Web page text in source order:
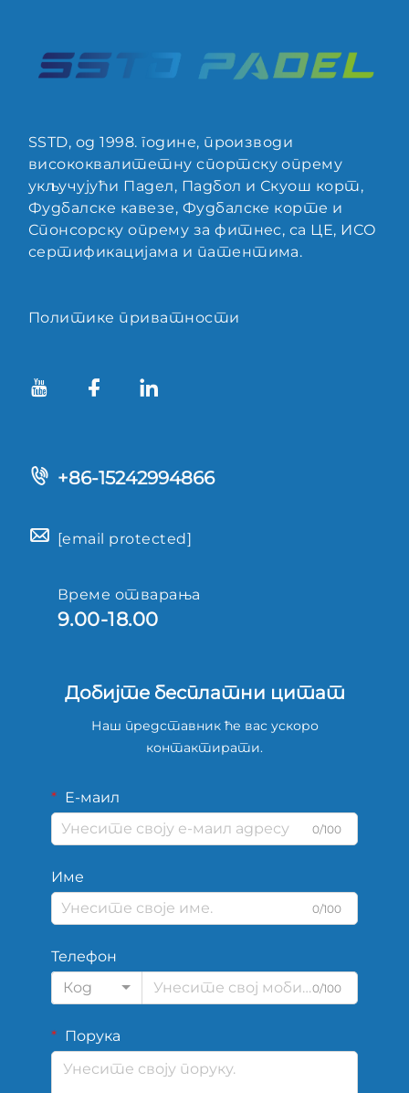
SSTD, од 1998. године, производи
висококвалитетну спортску опрему
укључујући Падел, Падбол и Скуош корт,
Фудбалске кавезе, Фудбалске корте и
Спонсорску опрему за фитнес, са ЦЕ, ИСО
сертификацијама и патентима.
Политике приватности
+86-15242994866
[email protected]
Време отварања
9.00-18.00
Добијте бесплатни цитат
Наш представник ће вас ускоро
контактирати.
Е-маил
0/100
Име
0/100
Телефон
Код
0/100
Порука